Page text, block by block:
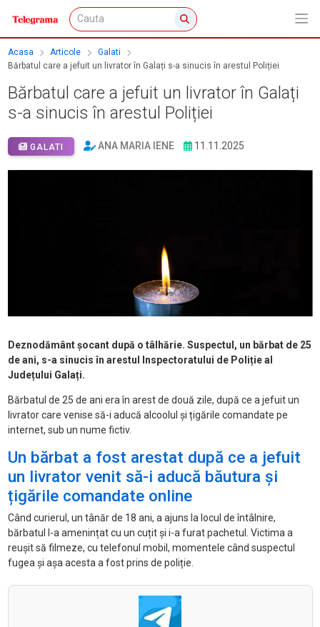
Acasa Articole
Galati
Bărbatul care a jefuit un livrator în Galați s-a sinucis în arestul Poliției
Bărbatul care a jefuit un livrator în Galați
s-a sinucis în arestul Poliției
GALATI ANA MARIA IENE 11.11.2025
Deznodământ șocant după o tâlhărie. Suspectul, un bărbat de 25
de ani, s-a sinucis în arestul Inspectoratului de Poliție al
Județului Galați.
Bărbatul de 25 de ani era în arest de două zile, după ce a jefuit un
livrator care venise să-i aducă alcoolul și țigările comandate pe
internet, sub un nume fictiv.
Un bărbat a fost arestat după ce a jefuit
un livrator venit să-i aducă băutura și
țigările comandate online
Când curierul, un tânăr de 18 ani, a ajuns la locul de întâlnire,
bărbatul l-a amenințat cu un cuțit și i-a furat pachetul. Victima a
reușit să filmeze, cu telefonul mobil, momentele când suspectul
fugea și așa acesta a fost prins de poliție.